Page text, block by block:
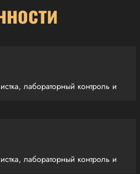
лабораторный контроль и
лабораторный контроль и